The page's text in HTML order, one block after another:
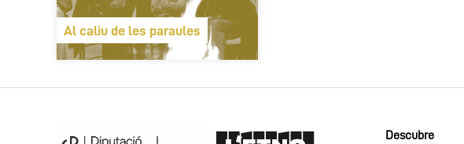
Al caliu de les paraules
Descubre